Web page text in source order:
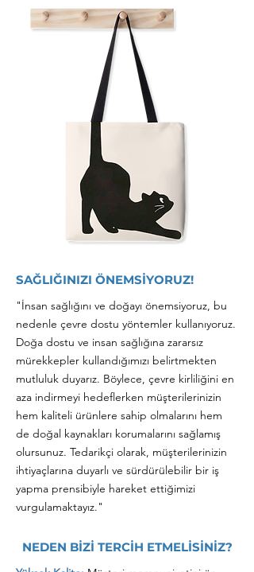
SAĞLIĞINIZI ÖNEMSİYORUZ!
"İnsan sağlığını ve doğayı önemsiyoruz, bu
nedenle çevre dostu yöntemler kullanıyoruz.
Doğa dostu ve insan sağlığına zararsız
mürekkepler kullandığımızı belirtmekten
mutluluk duyarız. Böylece, çevre kirliliğini en
aza indirmeyi hedeflerken müşterilerinizin
hem kaliteli ürünlere sahip olmalarını hem
de doğal kaynakları korumalarını sağlamış
olursunuz. Tedarikçi olarak, müşterilerinizin
ihtiyaçlarına duyarlı ve sürdürülebilir bir iş
yapma prensibiyle hareket ettiğimizi
vurgulamaktayız."
NEDEN BİZİ TERCİH ETMELİSİNİZ?